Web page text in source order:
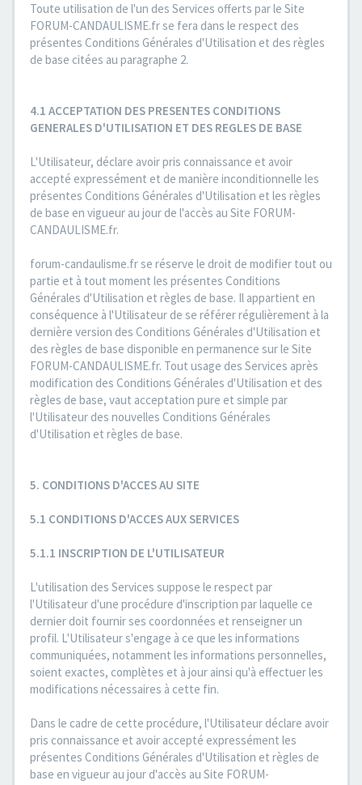
Toute utilisation de l'un des Services offerts par le Site
FORUM-CANDAULISME.fr se fera dans le respect des
présentes Conditions Générales d'Utilisation et des règles
de base citées au paragraphe 2.
4.1 ACCEPTATION DES PRESENTES CONDITIONS
GENERALES D'UTILISATION ET DES REGLES DE BASE
L'Utilisateur, déclare avoir pris connaissance et avoir
accepté expressément et de manière inconditionnelle les
présentes Conditions Générales d'Utilisation et les règles
de base en vigueur au jour de l'accès au Site FORUM-
CANDAULISME.fr.
forum-candaulisme.fr se réserve le droit de modifier tout ou
partie et à tout moment les présentes Conditions
Générales d'Utilisation et règles de base. Il appartient en
conséquence à l'Utilisateur de se référer régulièrement à la
dernière version des Conditions Générales d'Utilisation et
des règles de base disponible en permanence sur le Site
FORUM-CANDAULISME.fr. Tout usage des Services après
modification des Conditions Générales d'Utilisation et des
règles de base, vaut acceptation pure et simple par
l'Utilisateur des nouvelles Conditions Générales
d'Utilisation et règles de base.
5. CONDITIONS D'ACCES AU SITE
5.1 CONDITIONS D'ACCES AUX SERVICES
5.1.1 INSCRIPTION DE L'UTILISATEUR
L'utilisation des Services suppose le respect par
l'Utilisateur d'une procédure d'inscription par laquelle ce
dernier doit fournir ses coordonnées et renseigner un
profil. L'Utilisateur s'engage à ce que les informations
communiquées, notamment les informations personnelles,
soient exactes, complètes et à jour ainsi qu'à effectuer les
modifications nécessaires à cette fin.
Dans le cadre de cette procédure, l'Utilisateur déclare avoir
pris connaissance et avoir accepté expressément les
présentes Conditions Générales d'Utilisation et règles de
base en vigueur au jour d'accès au Site FORUM-